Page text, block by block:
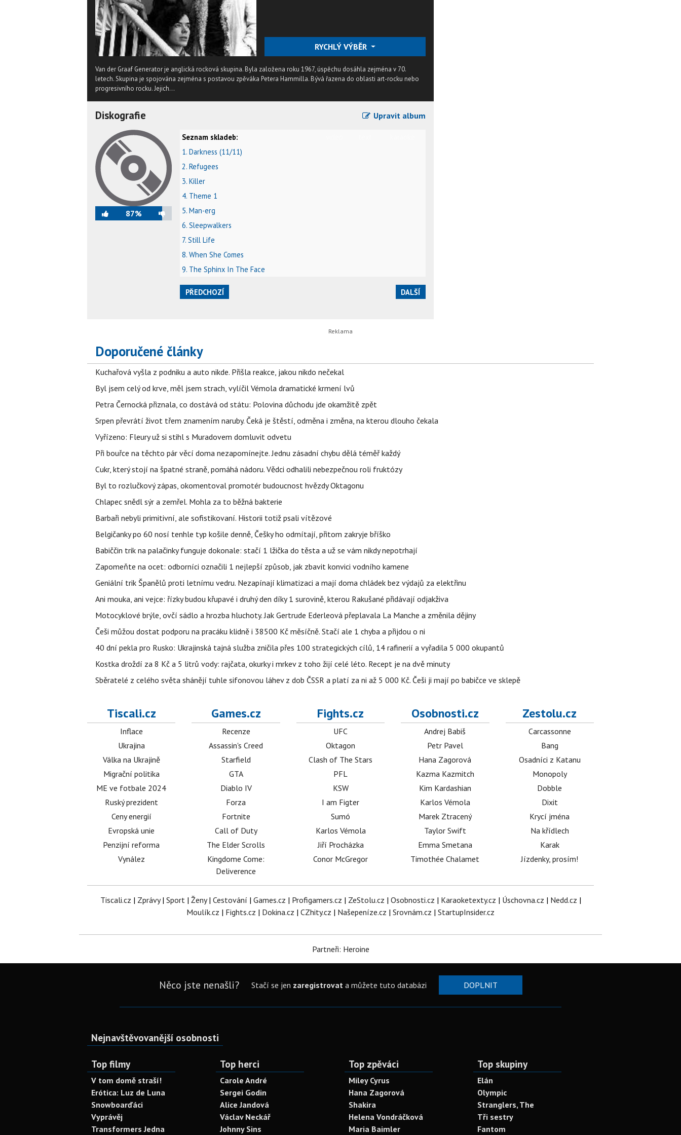
RYCHLÝ VÝBĚR
Van der Graaf Generator je anglická rocková skupina. Byla založena roku 1967, úspěchu dosáhla zejména v 70.
letech. Skupina je spojována zejména s postavou zpěváka Petera Hammilla. Bývá řazena do oblasti art-rocku nebo
progresivního rocku. Jejich...
Diskografie Upravit album
87%
Seznam skladeb:
1. Darkness (11/11)
2. Refugees
3. Killer
4. Theme 1
5. Man-erg
6. Sleepwalkers
7. Still Life
8. When She Comes
9. The Sphinx In The Face
PŘEDCHOZÍ DALŠÍ
Doporučené články
Kuchařová vyšla z podniku a auto nikde. Přišla reakce, jakou nikdo nečekal
Byl jsem celý od krve, měl jsem strach, vylíčil Vémola dramatické krmení lvů
Petra Černocká přiznala, co dostává od státu: Polovina důchodu jde okamžitě zpět
Srpen převrátí život třem znamením naruby. Čeká je štěstí, odměna i změna, na kterou dlouho čekala
Vyřízeno: Fleury už si stihl s Muradovem domluvit odvetu
Při bouřce na těchto pár věcí doma nezapomínejte. Jednu zásadní chybu dělá téměř každý
Cukr, který stojí na špatné straně, pomáhá nádoru. Vědci odhalili nebezpečnou roli fruktózy
Byl to rozlučkový zápas, okomentoval promotér budoucnost hvězdy Oktagonu
Chlapec snědl sýr a zemřel. Mohla za to běžná bakterie
Barbaři nebyli primitivní, ale sofistikovaní. Historii totiž psali vítězové
Belgičanky po 60 nosí tenhle typ košile denně, Češky ho odmítají, přitom zakryje bříško
Babiččin trik na palačinky funguje dokonale: stačí 1 lžička do těsta a už se vám nikdy nepotrhají
Zapomeňte na ocet: odborníci označili 1 nejlepší způsob, jak zbavit konvici vodního kamene
Geniální trik Španělů proti letnímu vedru. Nezapínají klimatizaci a mají doma chládek bez výdajů za elektřinu
Ani mouka, ani vejce: řízky budou křupavé i druhý den díky 1 surovině, kterou Rakušané přidávají odjakživa
Motocyklové brýle, ovčí sádlo a hrozba hluchoty. Jak Gertrude Ederleová přeplavala La Manche a změnila dějiny
Češi můžou dostat podporu na pracáku klidně i 38500 Kč měsíčně. Stačí ale 1 chyba a přijdou o ni
40 dní pekla pro Rusko: Ukrajinská tajná služba zničila přes 100 strategických cílů, 14 rafinerií a vyřadila 5 000 okupantů
Kostka droždí za 8 Kč a 5 litrů vody: rajčata, okurky i mrkev z toho žijí celé léto. Recept je na dvě minuty
Sběratelé z celého světa shánějí tuhle sifonovou láhev z dob ČSSR a platí za ni až 5 000 Kč. Češi ji mají po babičce ve sklepě
Tiscali.cz
Inflace
Ukrajina
Válka na Ukrajině
Migrační politika
ME ve fotbale 2024
Ruský prezident
Ceny energií
Evropská unie
Penzijní reforma
Vynález
Games.cz
Recenze
Assassin's Creed
Starfield
GTA
Diablo IV
Forza
Fortnite
Call of Duty
The Elder Scrolls
Kingdome Come:
Deliverence
Fights.cz
UFC
Oktagon
Clash of The Stars
PFL
KSW
I am Figter
Sumó
Karlos Vémola
Jiří Procházka
Conor McGregor
Osobnosti.cz
Andrej Babiš
Petr Pavel
Hana Zagorová
Kazma Kazmitch
Kim Kardashian
Karlos Vémola
Marek Ztracený
Taylor Swift
Emma Smetana
Timothée Chalamet
Zestolu.cz
Carcassonne
Bang
Osadníci z Katanu
Monopoly
Dobble
Dixit
Krycí jména
Na křídlech
Karak
Jízdenky, prosím!
Tiscali.cz | Zprávy| Sport| Ženy| Cestování | Games.cz | Profigamers.cz | ZeStolu.cz | Osobnosti.cz | Karaoketexty.cz | Úschovna.cz | Nedd.cz |
Moulík.cz | Fights.cz | Dokina.cz | CZhity.cz | Našepeníze.cz | Srovnám.cz | StartupInsider.cz
Partneři: Heroine
Něco jste nenašli? Stačí se jen zaregistrovata můžete tuto databázi DOPLNIT
Nejnavštěvovanější osobnosti
Top filmy
V tom domě straší!
Erótica: Luz de Luna
Snowboarďáci
Vyprávěj
Transformers Jedna
Top herci
Carole André
Sergei Godin
Alice Jandová
Václav Neckář
Johnny Sins
Top zpěváci
Miley Cyrus
Hana Zagorová
Shakira
Helena Vondráčková
Maria Baimler
Top skupiny
Elán
Olympic
Stranglers, The
Tři sestry
Fantom